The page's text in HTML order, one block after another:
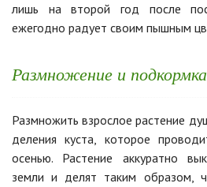
лишь на второй год после
ежегодно радует своим пышным
Размножение и подкормка
Размножить взрослое растение
деления куста, которое
осенью. Растение аккуратно
земли и делят таким образом,